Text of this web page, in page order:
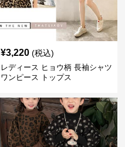
¥3,220 (税込)
レディース ヒョウ柄 長袖シャツ
ワンピース トップス